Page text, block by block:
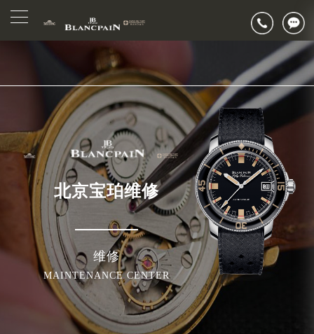
官网公告>
▲
▼
2026年7月北京市宝珀官方售后客户服务热线：400-883-8293
2026年7月宝珀售后服务中心最新网点地址：
北京市东城区东长安街1号东方广场写字楼W3座6层602室（需提前预约）
北京市朝阳区建国门外大街甲6号华熙国际中心写字楼D座11层1102室（需提前预约）
北京市朝阳区建国门外大街甲6号华熙国际中心D座11层1102室宝珀售后服务中心（需提前预约）
节假日正常营业！
北京宝珀维修
维修
MAINTENANCE CENTER